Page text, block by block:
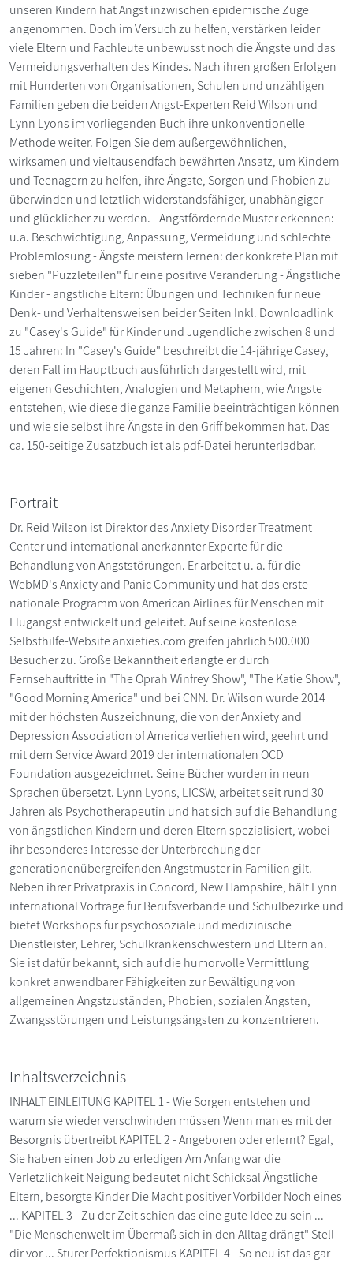
unseren Kindern hat Angst inzwischen epidemische Züge
angenommen. Doch im Versuch zu helfen, verstärken leider
viele Eltern und Fachleute unbewusst noch die Ängste und das
Vermeidungsverhalten des Kindes. Nach ihren großen Erfolgen
mit Hunderten von Organisationen, Schulen und unzähligen
Familien geben die beiden Angst-Experten Reid Wilson und
Lynn Lyons im vorliegenden Buch ihre unkonventionelle
Methode weiter. Folgen Sie dem außergewöhnlichen,
wirksamen und vieltausendfach bewährten Ansatz, um Kindern
und Teenagern zu helfen, ihre Ängste, Sorgen und Phobien zu
überwinden und letztlich widerstandsfähiger, unabhängiger
und glücklicher zu werden. - Angstfördernde Muster erkennen:
u.a. Beschwichtigung, Anpassung, Vermeidung und schlechte
Problemlösung - Ängste meistern lernen: der konkrete Plan mit
sieben "Puzzleteilen" für eine positive Veränderung - Ängstliche
Kinder - ängstliche Eltern: Übungen und Techniken für neue
Denk- und Verhaltensweisen beider Seiten Inkl. Downloadlink
zu "Casey's Guide" für Kinder und Jugendliche zwischen 8 und
15 Jahren: In "Casey's Guide" beschreibt die 14-jährige Casey,
deren Fall im Hauptbuch ausführlich dargestellt wird, mit
eigenen Geschichten, Analogien und Metaphern, wie Ängste
entstehen, wie diese die ganze Familie beeinträchtigen können
und wie sie selbst ihre Ängste in den Griff bekommen hat. Das
ca. 150-seitige Zusatzbuch ist als pdf-Datei herunterladbar.
Portrait
Dr. Reid Wilson ist Direktor des Anxiety Disorder Treatment
Center und international anerkannter Experte für die
Behandlung von Angststörungen. Er arbeitet u. a. für die
WebMD's Anxiety and Panic Community und hat das erste
nationale Programm von American Airlines für Menschen mit
Flugangst entwickelt und geleitet. Auf seine kostenlose
Selbsthilfe-Website anxieties.com greifen jährlich 500.000
Besucher zu. Große Bekanntheit erlangte er durch
Fernsehauftritte in "The Oprah Winfrey Show", "The Katie Show",
"Good Morning America" und bei CNN. Dr. Wilson wurde 2014
mit der höchsten Auszeichnung, die von der Anxiety and
Depression Association of America verliehen wird, geehrt und
mit dem Service Award 2019 der internationalen OCD
Foundation ausgezeichnet. Seine Bücher wurden in neun
Sprachen übersetzt. Lynn Lyons, LICSW, arbeitet seit rund 30
Jahren als Psychotherapeutin und hat sich auf die Behandlung
von ängstlichen Kindern und deren Eltern spezialisiert, wobei
ihr besonderes Interesse der Unterbrechung der
generationenübergreifenden Angstmuster in Familien gilt.
Neben ihrer Privatpraxis in Concord, New Hampshire, hält Lynn
international Vorträge für Berufsverbände und Schulbezirke und
bietet Workshops für psychosoziale und medizinische
Dienstleister, Lehrer, Schulkrankenschwestern und Eltern an.
Sie ist dafür bekannt, sich auf die humorvolle Vermittlung
konkret anwendbarer Fähigkeiten zur Bewältigung von
allgemeinen Angstzuständen, Phobien, sozialen Ängsten,
Zwangsstörungen und Leistungsängsten zu konzentrieren.
Inhaltsverzeichnis
INHALT EINLEITUNG KAPITEL 1 - Wie Sorgen entstehen und
warum sie wieder verschwinden müssen Wenn man es mit der
Besorgnis übertreibt KAPITEL 2 - Angeboren oder erlernt? Egal,
Sie haben einen Job zu erledigen Am Anfang war die
Verletzlichkeit Neigung bedeutet nicht Schicksal Ängstliche
Eltern, besorgte Kinder Die Macht positiver Vorbilder Noch eines
... KAPITEL 3 - Zu der Zeit schien das eine gute Idee zu sein ...
"Die Menschenwelt im Übermaß sich in den Alltag drängt" Stell
dir vor ... Sturer Perfektionismus KAPITEL 4 - So neu ist das gar